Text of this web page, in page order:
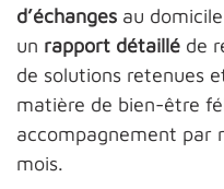
d’échanges au
un rapport détaillé de
de solutions retenues
matière de bien-être
accompagnement par
mois.